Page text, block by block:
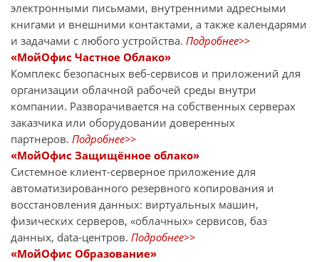
электронными письмами, внутренними адресными
книгами и внешними контактами, а также календарями
и задачами с любого устройства. Подробнее>>
«МойОфис Частное Облако»
Комплекс безопасных веб-сервисов и приложений для
организации облачной рабочей среды внутри
компании. Разворачивается на собственных серверах
заказчика или оборудовании доверенных
партнеров. Подробнее>>
«МойОфис Защищённое облако»
Системное клиент-серверное приложение для
автоматизированного резервного копирования и
восстановления данных: виртуальных машин,
физических серверов, «облачных» сервисов, баз
данных, data-центров. Подробнее>>
«МойОфис Образование»